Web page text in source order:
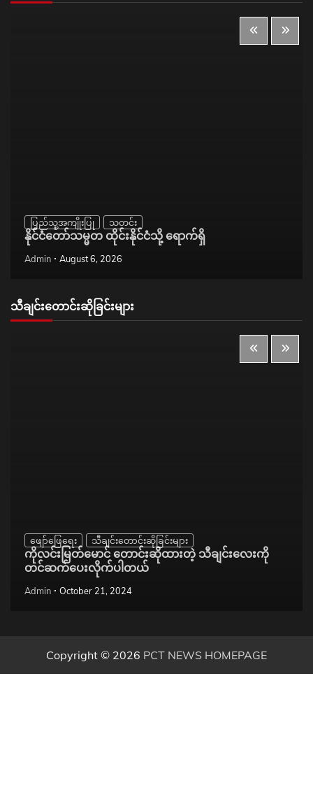
ပြည်သူ့အကျိုးပြု သတင်း
နိုင်ငံတော်သမ္မတ ထိုင်းနိုင်ငံသို့ ရောက်ရှိ
Admin August 6, 2026
သီချင်းတောင်းဆိုခြင်းများ
ဖျော်ဖြေရေး သီချင်းတောင်းဆိုခြင်းများ
ကိုလင်းမြတ်မောင် တောင်းဆိုထားတဲ့ သီချင်းလေးကို
တင်ဆက်ပေးလိုက်ပါတယ်
Admin October 21, 2024
Copyright © 2026 PCT NEWS HOMEPAGE